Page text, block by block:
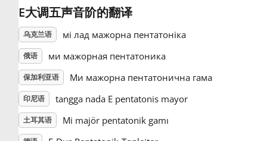
E大调五声音阶的翻译
乌克兰语 мі лад мажорна пентатоніка
俄语 ми мажорная пентатоника
保加利亚语 Ми мажорна пентатонична гама
印尼语 tangga nada E pentatonis mayor
土耳其语 Mi majör pentatonik gamı